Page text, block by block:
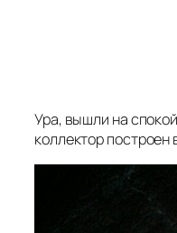
Ура, вышли на
коллектор построен